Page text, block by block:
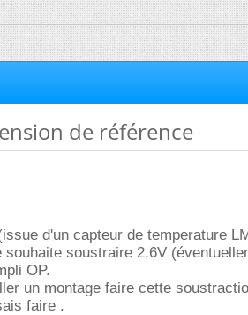
de référence
d'un capteur de temperature
soustraire 2,6V
OP.
un montage faire cette
faire .